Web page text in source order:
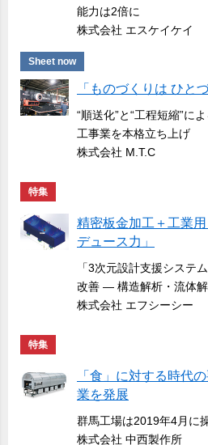
能力は2倍に
株式会社 エスケイケイ
Sheet now
「ものづくりは ひと
“順送化”と“工程短縮”に
工事業を本格立ち上げ
株式会社 M.T.C
特集
精密板金加工＋工業
デュース力」
「3次元設計支援システ
改善 ― 構造解析・流体
株式会社 エフシーシー
特集
「食」に対する時代
業を発展
群馬工場は2019年4月に
株式会社 中西製作所